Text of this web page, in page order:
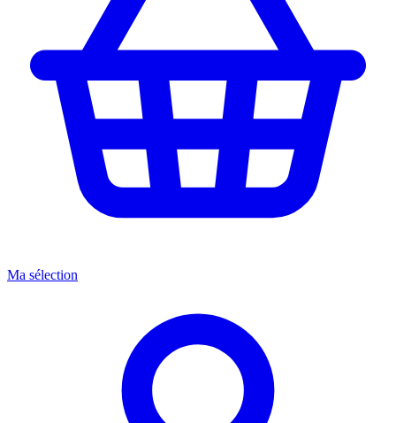
Ma sélection